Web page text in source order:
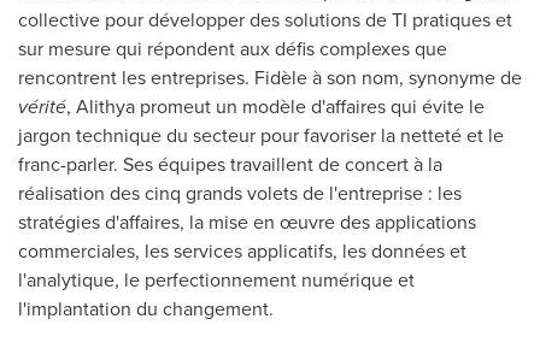
collective pour développer des solutions de TI pratiques et
sur mesure qui répondent aux défis complexes que
rencontrent les entreprises. Fidèle à son nom, synonyme de
vérité, Alithya promeut un modèle d'affaires qui évite le
jargon technique du secteur pour favoriser la netteté et le
franc-parler. Ses équipes travaillent de concert à la
réalisation des cinq grands volets de l'entreprise : les
stratégies d'affaires, la mise en œuvre des applications
commerciales, les services applicatifs, les données et
l'analytique, le perfectionnement numérique et
l'implantation du changement.